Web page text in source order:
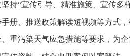
持“宣传引导、精准施策、宣传多
册、推送政策解读短视频等方式
重污染天气应急措施等要求，为